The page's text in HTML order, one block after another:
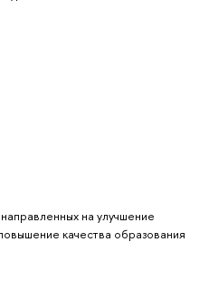
на улучшение
качества образования